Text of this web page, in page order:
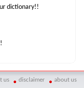
dictionary!!
us disclaimer about us